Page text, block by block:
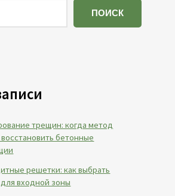
ПОИСК
трещин: когда метод
бетонные
решетки: как выбрать
входной зоны